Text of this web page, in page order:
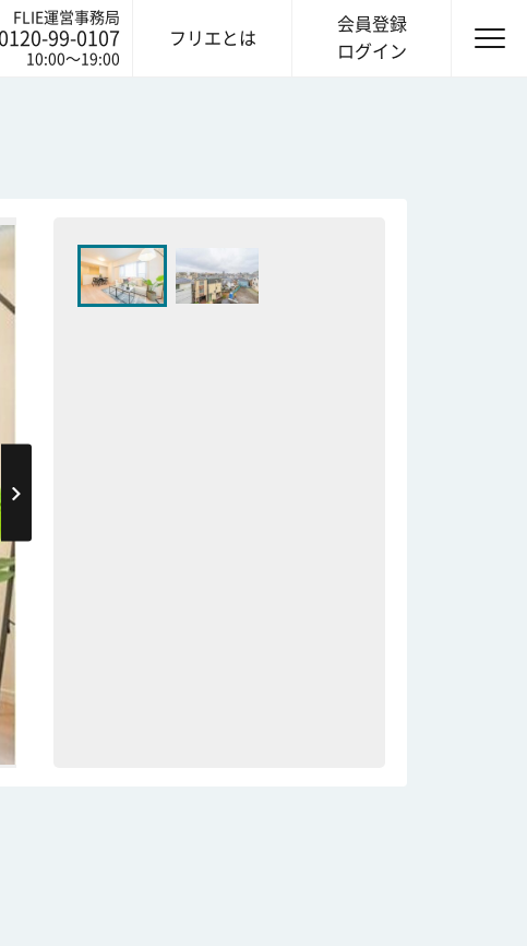
FLIE運営事務局
0120-99-0107
10:00〜19:00
フリエとは
会員登録
ログイン